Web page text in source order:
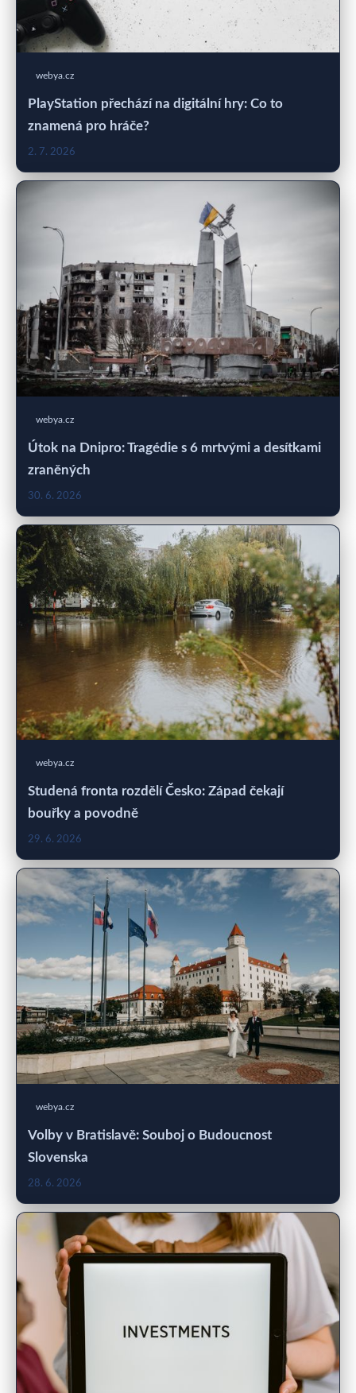
webya.cz
PlayStation přechází na digitální hry: Co to
znamená pro hráče?
2. 7. 2026
webya.cz
Útok na Dnipro: Tragédie s 6 mrtvými a desítkami
zraněných
30. 6. 2026
webya.cz
Studená fronta rozdělí Česko: Západ čekají
bouřky a povodně
29. 6. 2026
webya.cz
Volby v Bratislavě: Souboj o Budoucnost
Slovenska
28. 6. 2026